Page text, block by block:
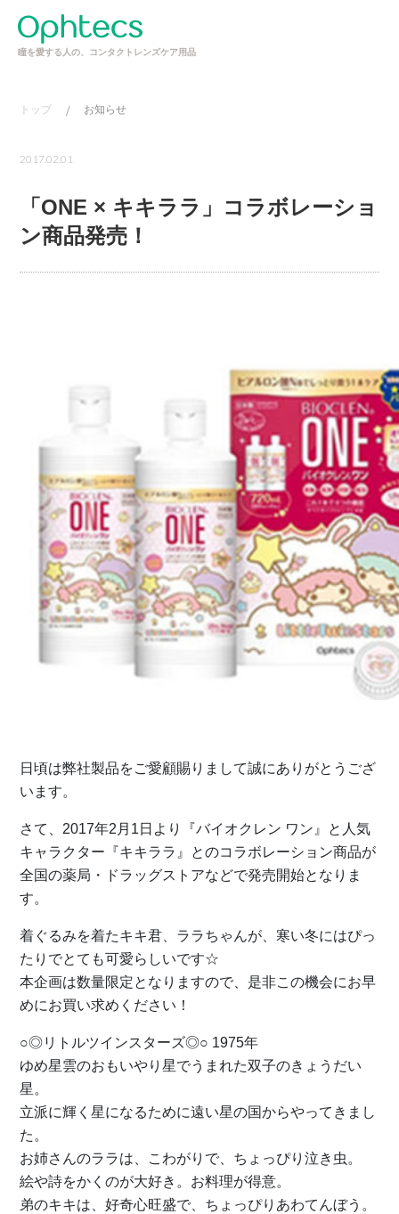
瞳を愛する人の、コンタクトレンズケア用品
トップ / お知らせ
2017.02.01
「ONE × キキララ」コラボレーショ
ン商品発売！
日頃は弊社製品をご愛顧賜りまして誠にありがとうござ
います。
さて、2017年2月1日より『バイオクレン ワン』と人気
キャラクター『キキララ』とのコラボレーション商品が
全国の薬局・ドラッグストアなどで発売開始となりま
す。
着ぐるみを着たキキ君、ララちゃんが、寒い冬にはぴっ
たりでとても可愛らしいです☆
本企画は数量限定となりますので、是非この機会にお早
めにお買い求めください！
○◎リトルツインスターズ◎○ 1975年
ゆめ星雲のおもいやり星でうまれた双子のきょうだい
星。
立派に輝く星になるために遠い星の国からやってきまし
た。
お姉さんのララは、こわがりで、ちょっぴり泣き虫。
絵や詩をかくのが大好き。お料理が得意。
弟のキキは、好奇心旺盛で、ちょっぴりあわてんぼう。